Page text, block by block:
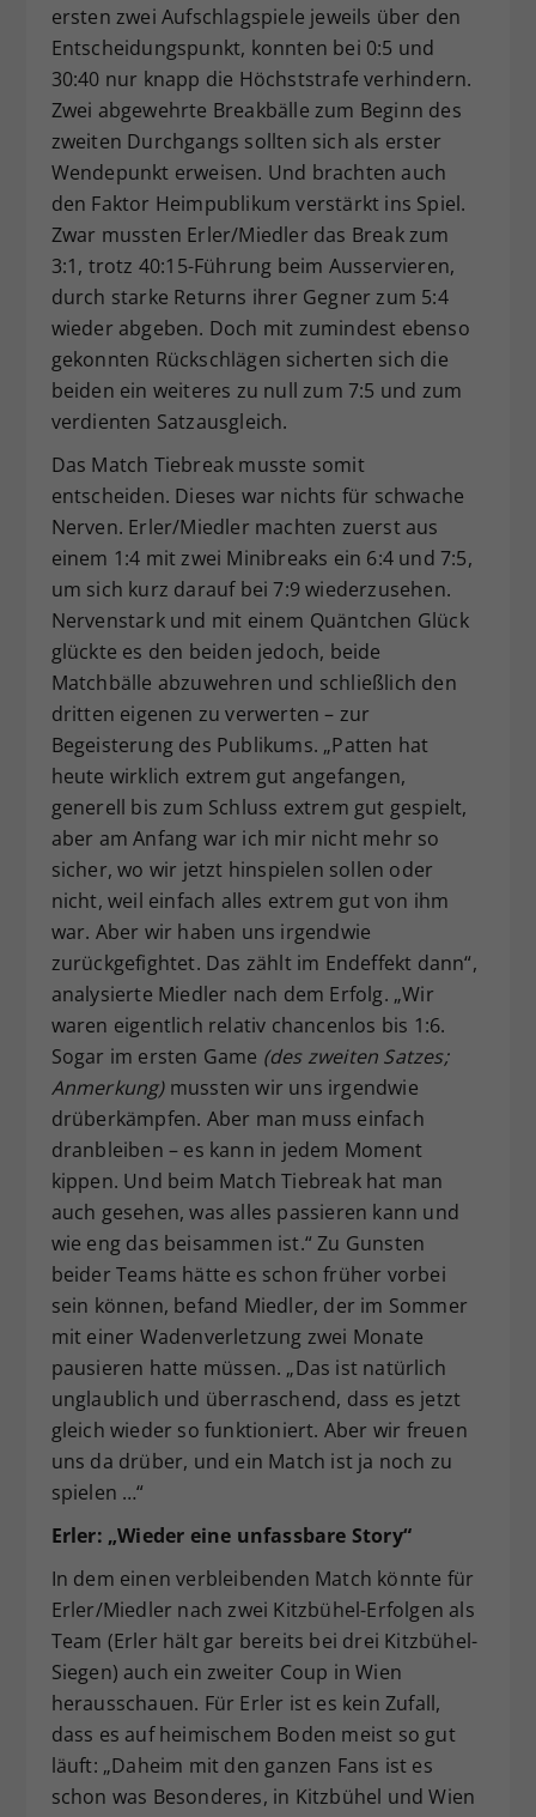
ersten zwei Aufschlagspiele jeweils über den
Entscheidungspunkt, konnten bei 0:5 und
30:40 nur knapp die Höchststrafe verhindern.
Zwei abgewehrte Breakbälle zum Beginn des
zweiten Durchgangs sollten sich als erster
Wendepunkt erweisen. Und brachten auch
den Faktor Heimpublikum verstärkt ins Spiel.
Zwar mussten Erler/Miedler das Break zum
3:1, trotz 40:15-Führung beim Ausservieren,
durch starke Returns ihrer Gegner zum 5:4
wieder abgeben. Doch mit zumindest ebenso
gekonnten Rückschlägen sicherten sich die
beiden ein weiteres zu null zum 7:5 und zum
verdienten Satzausgleich.
Das Match Tiebreak musste somit
entscheiden. Dieses war nichts für schwache
Nerven. Erler/Miedler machten zuerst aus
einem 1:4 mit zwei Minibreaks ein 6:4 und 7:5,
um sich kurz darauf bei 7:9 wiederzusehen.
Nervenstark und mit einem Quäntchen Glück
glückte es den beiden jedoch, beide
Matchbälle abzuwehren und schließlich den
dritten eigenen zu verwerten – zur
Begeisterung des Publikums. „Patten hat
heute wirklich extrem gut angefangen,
generell bis zum Schluss extrem gut gespielt,
aber am Anfang war ich mir nicht mehr so
sicher, wo wir jetzt hinspielen sollen oder
nicht, weil einfach alles extrem gut von ihm
war. Aber wir haben uns irgendwie
zurückgefightet. Das zählt im Endeffekt dann“,
analysierte Miedler nach dem Erfolg. „Wir
waren eigentlich relativ chancenlos bis 1:6.
Sogar im ersten Game (des zweiten Satzes;
Anmerkung)mussten wir uns irgendwie
drüberkämpfen. Aber man muss einfach
dranbleiben – es kann in jedem Moment
kippen. Und beim Match Tiebreak hat man
auch gesehen, was alles passieren kann und
wie eng das beisammen ist.“ Zu Gunsten
beider Teams hätte es schon früher vorbei
sein können, befand Miedler, der im Sommer
mit einer Wadenverletzung zwei Monate
pausieren hatte müssen. „Das ist natürlich
unglaublich und überraschend, dass es jetzt
gleich wieder so funktioniert. Aber wir freuen
uns da drüber, und ein Match ist ja noch zu
spielen …“
Erler: „Wieder eine unfassbare Story“
In dem einen verbleibenden Match könnte für
Erler/Miedler nach zwei Kitzbühel-Erfolgen als
Team (Erler hält gar bereits bei drei Kitzbühel-
Siegen) auch ein zweiter Coup in Wien
herausschauen. Für Erler ist es kein Zufall,
dass es auf heimischem Boden meist so gut
läuft: „Daheim mit den ganzen Fans ist es
schon was Besonderes, in Kitzbühel und Wien